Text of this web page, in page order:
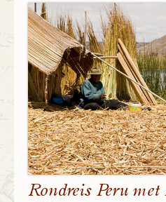
Rondreis Peru met